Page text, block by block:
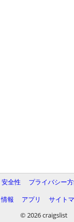
安全性 プライバシー
情報
アプリ
サイト
© 2026 craigslist